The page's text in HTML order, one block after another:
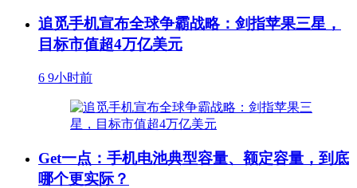
追觅手机宣布全球争霸战略：剑指苹果三星，
目标市值超4万亿美元
6 9小时前
Get一点：手机电池典型容量、额定容量，到底
哪个更实际？